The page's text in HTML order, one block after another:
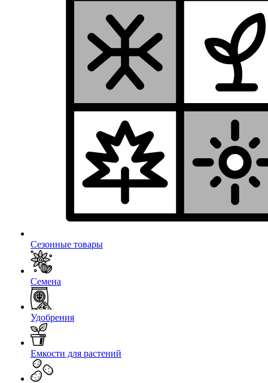
Сезонные товары
Семена
Удобрения
Емкости для растений